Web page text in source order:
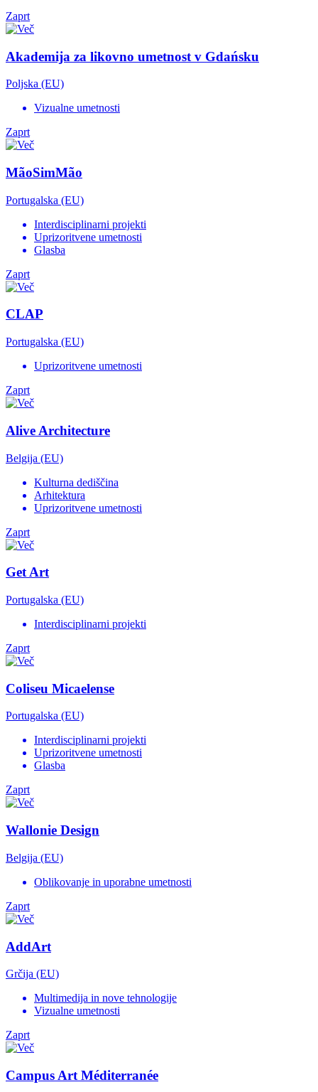
Zaprt
Akademija za likovno umetnost v Gdańsku
Poljska (EU)
Vizualne umetnosti
Zaprt
MãoSimMão
Portugalska (EU)
Interdisciplinarni projekti
Uprizoritvene umetnosti
Glasba
Zaprt
CLAP
Portugalska (EU)
Uprizoritvene umetnosti
Zaprt
Alive Architecture
Belgija (EU)
Kulturna dediščina
Arhitektura
Uprizoritvene umetnosti
Zaprt
Get Art
Portugalska (EU)
Interdisciplinarni projekti
Zaprt
Coliseu Micaelense
Portugalska (EU)
Interdisciplinarni projekti
Uprizoritvene umetnosti
Glasba
Zaprt
Wallonie Design
Belgija (EU)
Oblikovanje in uporabne umetnosti
Zaprt
AddArt
Grčija (EU)
Multimedija in nove tehnologije
Vizualne umetnosti
Zaprt
Campus Art Méditerranée